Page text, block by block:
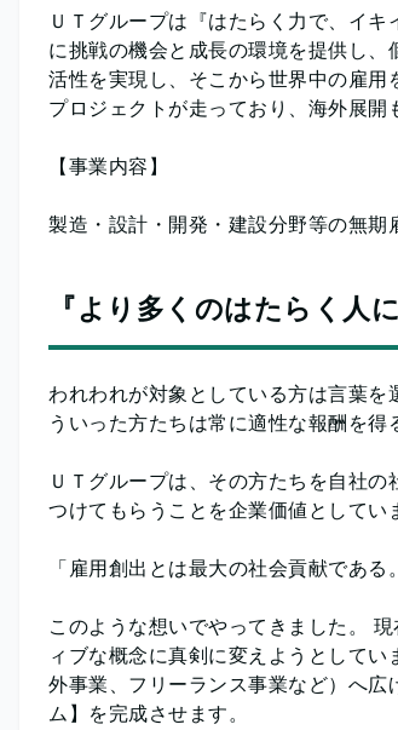
ＵＴグループは『はたらく力で、イ
に挑戦の機会と成長の環境を提供し
活性を実現し、そこから世界中の雇
プロジェクトが走っており、海外展開
【事業内容】
製造・設計・開発・建設分野等の無期
『より多くのはたらく人
われわれが対象としている方は言葉
ういった方たちは常に適性な報酬を得
ＵＴグループは、その方たちを自社
つけてもらうことを企業価値としてい
「雇用創出とは最大の社会貢献であ
このような想いでやってきました。
ィブな概念に真剣に変えようとして
外事業、フリーランス事業など）へ
ム】を完成させます。